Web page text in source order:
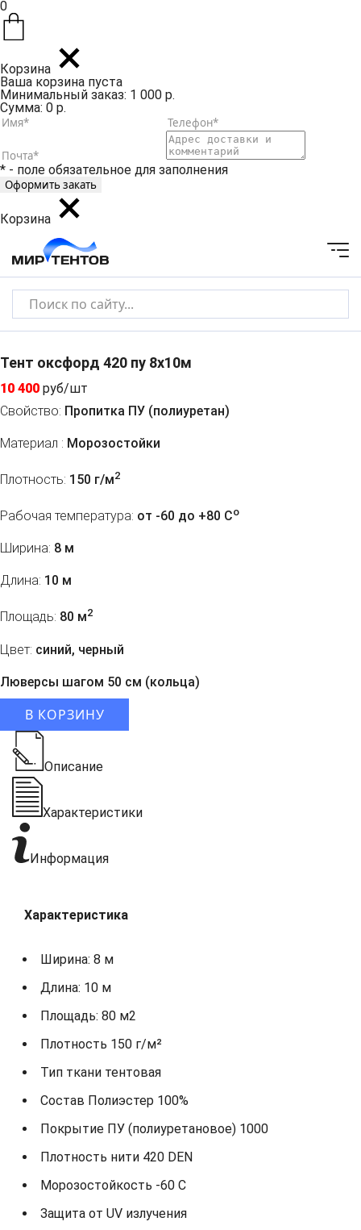
0
Корзина
Ваша корзина пуста
Минимальный заказ: 1 000 р.
Сумма: 0 р.
* - поле обязательное для заполнения
Корзина
Тент оксфорд 420 пу 8х10м
10 400 руб/шт
Свойство: Пропитка ПУ (полиуретан)
Материал : Морозостойки
Плотность: 150 г/м2
Рабочая температура: от -60 до +80 Co
Ширина: 8 м
Длина: 10 м
Площадь: 80 м2
Цвет: синий, черный
Люверсы шагом 50 см (кольца)
В КОРЗИНУ
Описание
Характеристики
Информация
Характеристика
Ширина: 8 м
Длина: 10 м
Площадь: 80 м2
Плотность 150 г/м²
Тип ткани тентовая
Состав Полиэстер 100%
Покрытие ПУ (полиуретановое) 1000
Плотность нити 420 DEN
Морозостойкость -60 С
Защита от UV излучения